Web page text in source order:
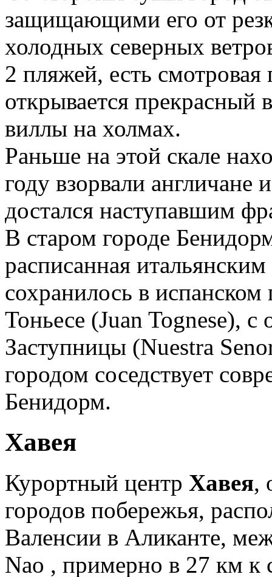
защищающими его от
холодных северных
2 пляжей, есть
открывается прекрасный
виллы на холмах.
Раньше на этой скале
году взорвали
достался наступавшим
В старом городе
расписанная
сохранилось в
Тоньесе (Juan Tognese),
Заступницы (Nuestra
городом соседствует
Бенидорм.
Хавея
Курортный центр Хавея,
городов побережья,
Валенсии в Аликанте,
Nao , примерно в 27 км к